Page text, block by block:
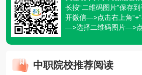
长按“二维码图片”保存
开微信—>点击右上角
—>选择二维码图片—>点
中职院校推荐阅读